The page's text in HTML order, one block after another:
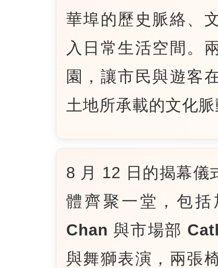
華埠的歷史脈絡、
入日常生活空間。
園，讓市民與遊客
土地所承載的文化
8 月 12 日的揭幕儀
體齊聚一堂，包
Chan 與市場部
與舞獅表演，兩張